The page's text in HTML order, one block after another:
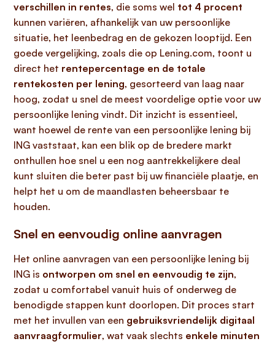
verschillen in rentes, die soms wel tot 4 procent
kunnen variëren, afhankelijk van uw persoonlijke
situatie, het leenbedrag en de gekozen looptijd. Een
goede vergelijking, zoals die op Lening.com, toont u
direct het rentepercentage en de totale
rentekosten per lening, gesorteerd van laag naar
hoog, zodat u snel de meest voordelige optie voor uw
persoonlijke lening vindt. Dit inzicht is essentieel,
want hoewel de rente van een persoonlijke lening bij
ING vaststaat, kan een blik op de bredere markt
onthullen hoe snel u een nog aantrekkelijkere deal
kunt sluiten die beter past bij uw financiële plaatje, en
helpt het u om de maandlasten beheersbaar te
houden.
Snel en eenvoudig online aanvragen
Het online aanvragen van een persoonlijke lening bij
ING is ontworpen om snel en eenvoudig te zijn,
zodat u comfortabel vanuit huis of onderweg de
benodigde stappen kunt doorlopen. Dit proces start
met het invullen van een gebruiksvriendelijk digitaal
aanvraagformulier, wat vaak slechts enkele minuten